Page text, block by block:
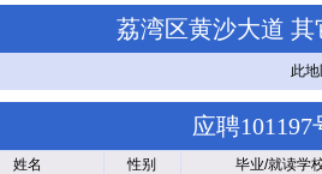
荔湾区黄沙大道
此
应聘
姓名 性别 毕业/就读学